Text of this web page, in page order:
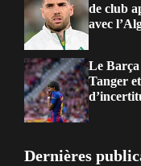
de club
avec
Le Barça
Tanger
Dernières